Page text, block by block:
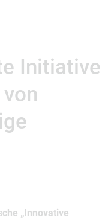
Initiative
„Innovative